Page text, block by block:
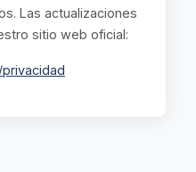
Las actualizaciones
sitio web oficial: